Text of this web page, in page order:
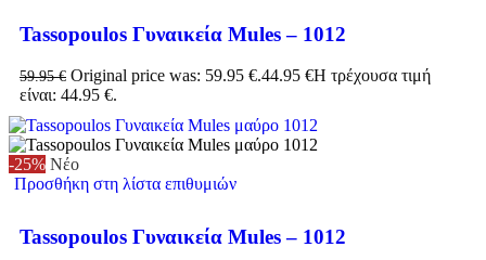
Tassopoulos Γυναικεία Mules – 1012
59.95€ Original price was: 59.95 €.44.95 €Η τρέχουσα τιμή
είναι: 44.95 €.
-25% Νέο
Προσθήκη στη λίστα επιθυμιών
Tassopoulos Γυναικεία Mules – 1012